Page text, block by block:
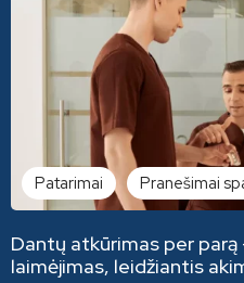
Patarimai Pranešimai
Dantų atkūrimas per
laimėjimas, leidžiantis